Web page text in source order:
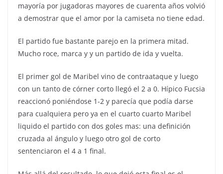
mayoría por jugadoras mayores de cuarenta años volvió
a demostrar que el amor por la camiseta no tiene edad.
El partido fue bastante parejo en la primera mitad.
Mucho roce, marca y y un partido de ida y vuelta.
El primer gol de Maribel vino de contraataque y luego
con un tanto de córner corto llegó el 2 a 0. Hípico Fucsia
reaccionó poniéndose 1-2 y parecía que podía darse
para cualquiera pero ya en el cuarto cuarto Maribel
liquido el partido con dos goles mas: una definición
cruzada al ángulo y luego otro gol de corto
sentenciaron el 4 a 1 final.